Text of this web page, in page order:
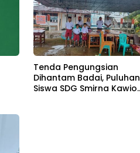
Tenda Pengungsian
Dihantam Badai, Puluhan
Siswa SDG Smirna Kawio